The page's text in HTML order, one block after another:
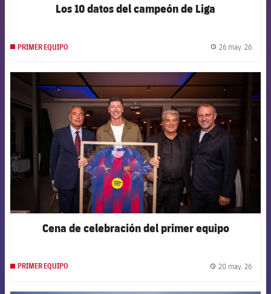
Los 10 datos del campeón de Liga
PRIMER EQUIPO 26 may. 26
FCB Barcelona badge
Cena de celebración del primer equipo
PRIMER EQUIPO 20 may. 26